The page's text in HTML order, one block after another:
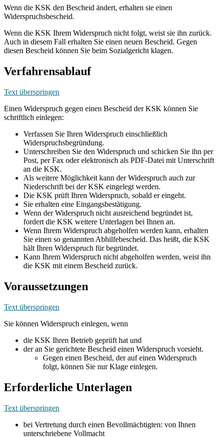
Wenn die KSK den Bescheid ändert, erhalten sie einen
Widerspruchsbescheid.
Wenn die KSK Ihrem Widerspruch nicht folgt, weist sie ihn zurück.
Auch in diesem Fall erhalten Sie einen neuen Bescheid. Gegen
diesen Bescheid können Sie beim Sozialgericht klagen.
Verfahrensablauf
Text überspringen
Einen Widerspruch gegen einen Bescheid der KSK können Sie
schriftlich einlegen:
Verfassen Sie Ihren Widerspruch einschließlich
Widerspruchsbegründung.
Unterschreiben Sie den Widerspruch und schicken Sie ihn per
Post, per Fax oder elektronisch als PDF-Datei mit Unterschrift
an die KSK.
Als weitere Möglichkeit kann der Widerspruch auch zur
Niederschrift bei der KSK eingelegt werden.
Die KSK prüft Ihren Widerspruch, sobald er eingeht.
Sie erhalten eine Eingangsbestätigung.
Wenn der Widerspruch nicht ausreichend begründet ist,
fordert die KSK weitere Unterlagen bei Ihnen an.
Wenn Ihrem Widerspruch abgeholfen werden kann, erhalten
Sie einen so genannten Abhilfebescheid. Das heißt, die KSK
hält Ihren Widerspruch für begründet.
Kann Ihrem Widerspruch nicht abgeholfen werden, weist ihn
die KSK mit einem Bescheid zurück.
Voraussetzungen
Text überspringen
Sie können Widerspruch einlegen, wenn
die KSK Ihren Betrieb geprüft hat und
der an Sie gerichtete Bescheid einen Widerspruch vorsieht.
Gegen einen Bescheid, der auf einen Widerspruch
folgt, können Sie nur Klage einlegen.
Erforderliche Unterlagen
Text überspringen
bei Vertretung durch einen Bevollmächtigten: von Ihnen
unterschriebene Vollmacht